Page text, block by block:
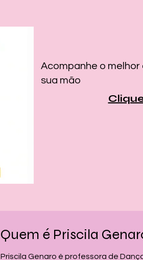
Acompanhe o
sua mão
Quem é Priscila
Priscila Genaro é professora de